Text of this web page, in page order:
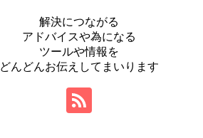
解決につながる
アドバイスや為になる
ツールや情報を
​どんどんお伝えしてまいります